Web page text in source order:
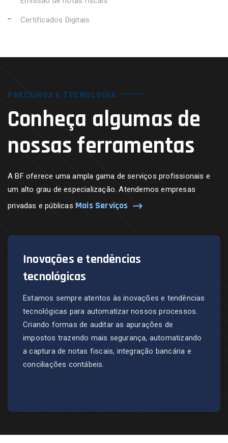
Certificados Digitais
PARCEIROS E TECNOLOGIA
Conheça algumas de
nossas ferramentas
A BF oferece uma ampla gama de serviços profissionais e
um alto grau de especialização. Atendemos empresas
privadas e públicas Mais Serviços
Inovações e tendências
tecnológicas
Estamos sempre atentos às inovações e tendências
tecnológicas para automatizar nossos processos.
Criando formas de auditar as apurações de
impostos trazendo mais segurança, automatizando
a captura de notas fiscais, integração bancária e
conciliações contábeis.